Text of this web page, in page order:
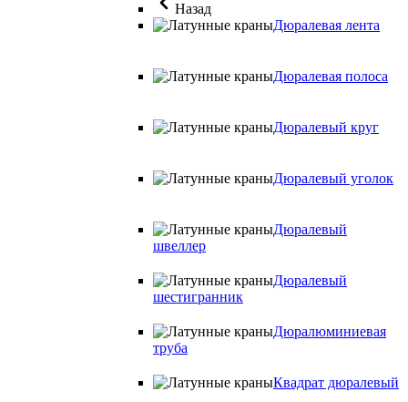
Назад
Дюралевая лента
Дюралевая полоса
Дюралевый круг
Дюралевый уголок
Дюралевый
швеллер
Дюралевый
шестигранник
Дюралюминиевая
труба
Квадрат дюралевый